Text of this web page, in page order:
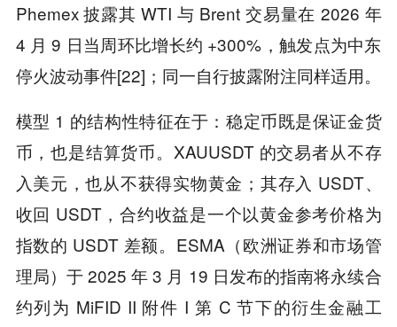
Phemex 披露其 WTI 与 Brent 交易量在 2026 年
4 月 9 日当周环比增长约 +300%，触发点为中东
停火波动事件[22]；同一自行披露附注同样适用。
模型 1 的结构性特征在于：稳定币既是保证金货
币，也是结算货币。XAUUSDT 的交易者从不存
入美元，也从不获得实物黄金；其存入 USDT、
收回 USDT，合约收益是一个以黄金参考价格为
指数的 USDT 差额。ESMA（欧洲证券和市场管
理局）于 2025 年 3 月 19 日发布的指南将永续合
约列为 MiFID II 附件 I 第 C 节下的衍生金融工